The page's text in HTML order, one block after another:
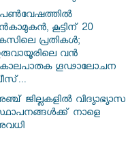
കൂട്ടിന് 20
പ്രതികൾ;
വൻ
ഗൂഢാലോചന
ജില്ലകളില്‍ വിദ്യാഭ്യാസ
നാളെ